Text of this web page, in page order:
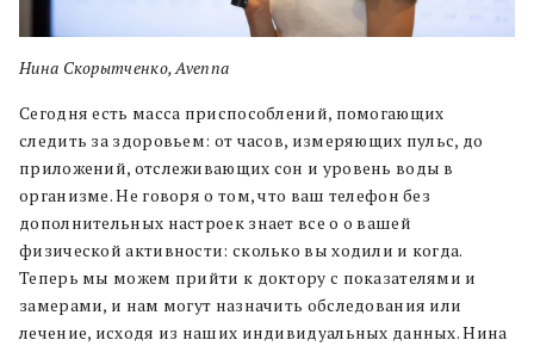
Нина Скорытченко, Avenna
Сегодня есть масса приспособлений, помогающих
следить за здоровьем: от часов, измеряющих пульс, до
приложений, отслеживающих сон и уровень воды в
организме. Не говоря о том, что ваш телефон без
дополнительных настроек знает все о о вашей
физической активности: сколько вы ходили и когда.
Теперь мы можем прийти к доктору с показателями и
замерами, и нам могут назначить обследования или
лечение, исходя из наших индивидуальных данных. Нина